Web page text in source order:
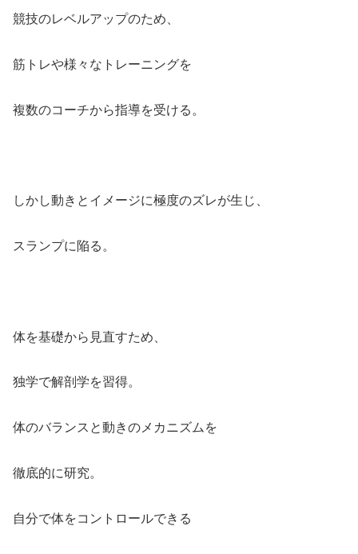
競技のレベルアップのため、
筋トレや様々なトレーニングを
複数のコーチから指導を受ける。
しかし動きとイメージに極度のズレが生じ、
スランプに陥る。
体を基礎から見直すため、
独学で解剖学を習得。
体のバランスと動きのメカニズムを
徹底的に研究。
自分で体をコントロールできる